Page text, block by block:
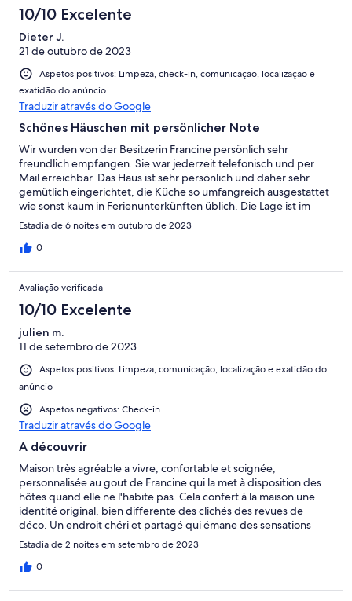
10/10 Excelente
Dieter J.
21 de outubro de 2023
Aspetos positivos: Limpeza, check-in, comunicação, localização e
exatidão do anúncio
Traduzir através do Google
Schönes Häuschen mit persönlicher Note
Wir wurden von der Besitzerin Francine persönlich sehr
freundlich empfangen. Sie war jederzeit telefonisch und per
Mail erreichbar. Das Haus ist sehr persönlich und daher sehr
gemütlich eingerichtet, die Küche so umfangreich ausgestattet
wie sonst kaum in Ferienunterkünften üblich. Die Lage ist im
Dorfzentrum, was uns gut gefallen hat, da man so nicht das
ist ideal, da sich so die umliegenden Städtchen gut erkunden
Estadia de 6 noites em outubro de 2023
0
Avaliação verificada
10/10 Excelente
julien m.
11 de setembro de 2023
Aspetos positivos: Limpeza, comunicação, localização e exatidão do
anúncio
Aspetos negativos: Check-in
Traduzir através do Google
A découvrir
Maison très agréable a vivre, confortable et soignée,
personnalisée au gout de Francine qui la met à disposition des
hôtes quand elle ne l'habite pas. Cela confert à la maison une
identité original, bien differente des clichés des revues de
déco. Un endroit chéri et partagé qui émane des sensations
positives. Le village non plus n'est pas banal
Estadia de 2 noites em setembro de 2023
0